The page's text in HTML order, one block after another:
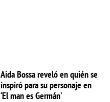
Aida Bossa reveló en quién se
inspiró para su personaje en
‘El man es Germán’